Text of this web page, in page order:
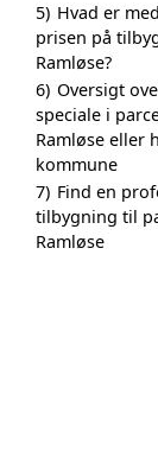
5) Hvad er
prisen på
Ramløse?
6) Oversigt
speciale i
Ramløse eller
kommune
7) Find en
tilbygning til
Ramløse